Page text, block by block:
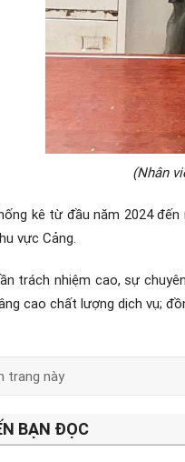
(Nhân
kê từ đầu năm 2024 đến
vực Cảng.
trách nhiệm cao, sự
cao chất lượng dịch vụ;
trang này
BẠN ĐỌC